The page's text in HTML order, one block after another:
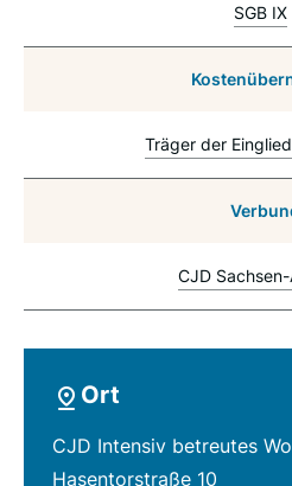
SGB IX
Träger der
CJD
Ort
CJD Intensiv betreutes
Hasentorstraße 10